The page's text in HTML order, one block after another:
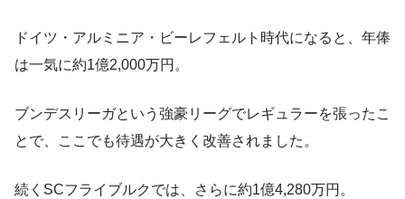
ドイツ・アルミニア・ビーレフェルト時代になると、年俸
は一気に約1億2,000万円。
ブンデスリーガという強豪リーグでレギュラーを張ったこ
とで、ここでも待遇が大きく改善されました。
続くSCフライブルクでは、さらに約1億4,280万円。